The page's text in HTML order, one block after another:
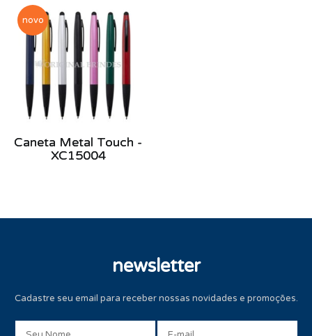
novo
Caneta Metal Touch -
XC15004
newsletter
Cadastre seu email para receber nossas novidades e promoções.